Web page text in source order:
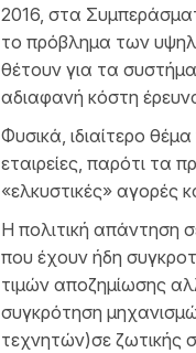
2016, στα
το πρόβλημα των
θέτουν για τα
αδιαφανή κόστη
Φυσικά, ιδιαίτερο
εταιρείες, παρότι τα
«ελκυστικές» αγορές
Η πολιτική απάντηση
που έχουν ήδη
τιμών αποζημίωσης
συγκρότηση
τεχνητών)σε ζωτικής